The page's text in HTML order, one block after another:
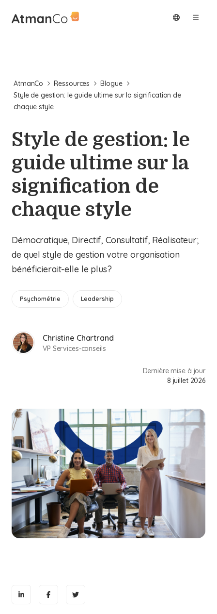
AtmanCo Ressources
Blogue
Style de gestion: le guide ultime sur la signification de
chaque style
Style de gestion: le
guide ultime sur la
signification de
chaque style
Démocratique, Directif, Consultatif, Réalisateur;
de quel style de gestion votre organisation
bénéficierait-elle le plus?
Psychométrie Leadership
Christine Chartrand
VP Services-conseils
Dernière mise à jour
8 juillet 2026